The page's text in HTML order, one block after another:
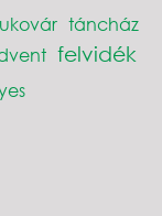
táncház
felvidék